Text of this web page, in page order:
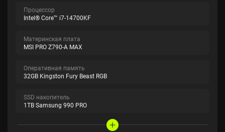
Процессор
Intel® Core™ i7-14700KF
Материнская плата
MSI PRO Z790-A MAX
Оперативная память
32GB Kingston Fury Beast RGB
SSD накопитель
1TB Samsung 990 PRO